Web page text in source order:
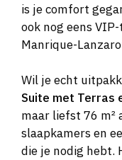
is je comfort
ook nog eens
Manrique-
Wil je echt
Suite met Terras
maar liefst 76 m²
slaapkamers en
die je nodig hebt.